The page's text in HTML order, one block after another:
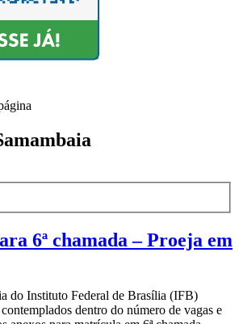
6ª chamada – Proeja em
do Instituto Federal de Brasília (IFB)
dentro do número de vagas e